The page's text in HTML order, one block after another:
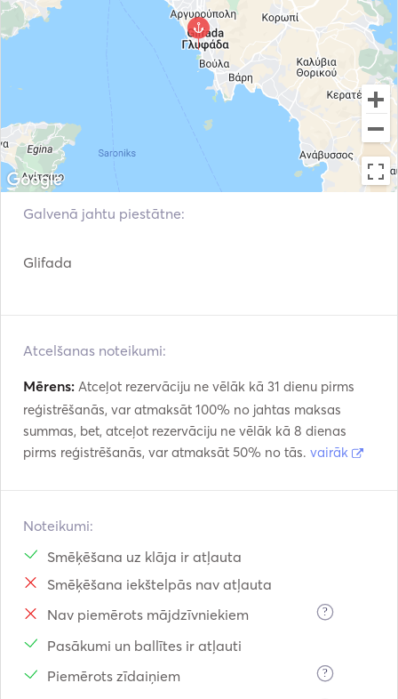
Galvenā jahtu piestātne:
Glifada
Atcelšanas noteikumi:
Mērens: Atceļot rezervāciju ne vēlāk kā 31 dienu pirms
reģistrēšanās, var atmaksāt 100% no jahtas maksas
summas, bet, atceļot rezervāciju ne vēlāk kā 8 dienas
pirms reģistrēšanās, var atmaksāt 50% no tās. vairāk
Noteikumi:
Smēķēšana uz klāja ir atļauta
Smēķēšana iekštelpās nav atļauta
Nav piemērots mājdzīvniekiem
?
Pasākumi un ballītes ir atļauti
Piemērots zīdaiņiem
?